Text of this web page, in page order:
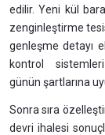
edilir. Yeni kül
zenginleştirme
genleşme detayı
kontrol sistemleri
günün şartlarına
Sonra sıra
devri ihalesi